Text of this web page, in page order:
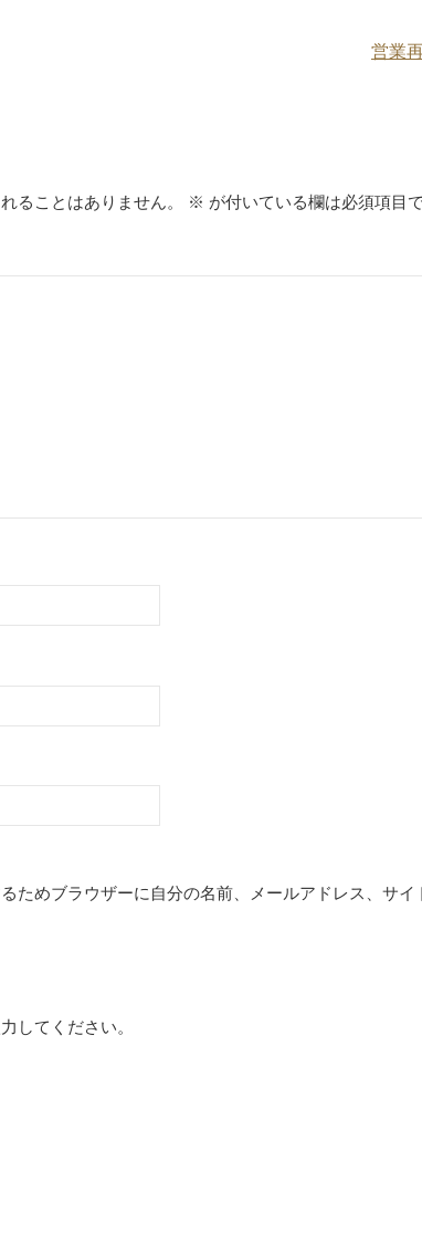
営業
ることはありません。 ※ が付いている欄は必須項目
ためブラウザーに自分の名前、メールアドレス、サイ
してください。